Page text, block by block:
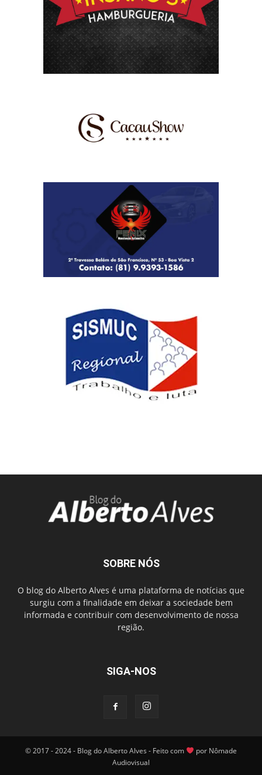
SOBRE NÓS
O blog do Alberto Alves é uma plataforma de notícias que
surgiu com a finalidade em deixar a sociedade bem
informada e contribuir com desenvolvimento de nossa
região.
SIGA-NOS
© 2017 - 2024 - Blog do Alberto Alves - Feito com
por Nômade
Audiovisual